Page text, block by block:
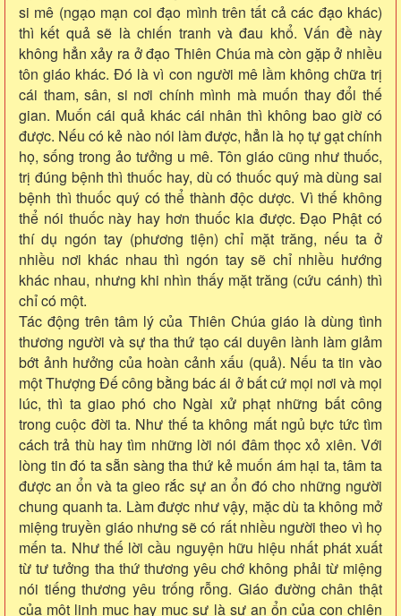
si mê (ngạo mạn coi đạo mình trên tất cả các đạo khác)
thì kết quả sẽ là chiến tranh và đau khổ. Vấn đề này
không hẳn xảy ra ở đạo Thiên Chúa mà còn gặp ở nhiều
tôn giáo khác. Đó là vì con người mê lầm không chữa trị
cái tham, sân, si nơi chính mình mà muốn thay đổi thế
gian. Muốn cái quả khác cái nhân thì không bao giờ có
được. Nếu có kẻ nào nói làm được, hẳn là họ tự gạt chính
họ, sống trong ảo tưởng u mê. Tôn giáo cũng như thuốc,
trị đúng bệnh thì thuốc hay, dù có thuốc quý mà dùng sai
bệnh thì thuốc quý có thể thành độc dược. Vì thế không
thể nói thuốc này hay hơn thuốc kia được. Đạo Phật có
thí dụ ngón tay (phương tiện) chỉ mặt trăng, nếu ta ở
nhiều nơi khác nhau thì ngón tay sẽ chỉ nhiều hướng
khác nhau, nhưng khi nhìn thấy mặt trăng (cứu cánh) thì
chỉ có một.
Tác động trên tâm lý của Thiên Chúa giáo là dùng tình
thương người và sự tha thứ tạo cái duyên lành làm giảm
bớt ảnh hưởng của hoàn cảnh xấu (quả). Nếu ta tin vào
một Thượng Đế công bằng bác ái ở bất cứ mọi nơi và mọi
lúc, thì ta giao phó cho Ngài xử phạt những bất công
trong cuộc đời ta. Như thế ta không mất ngủ bực tức tìm
cách trả thù hay tìm những lời nói đâm thọc xỏ xiên. Với
lòng tin đó ta sẵn sàng tha thứ kẻ muốn ám hại ta, tâm ta
được an ổn và ta gieo rắc sự an ổn đó cho những người
chung quanh ta. Làm được như vậy, mặc dù ta không mở
miệng truyền giáo nhưng sẽ có rất nhiều người theo vì họ
mến ta. Như thế lời cầu nguyện hữu hiệu nhất phát xuất
từ tư tưởng tha thứ thương yêu chớ không phải từ miệng
nói tiếng thương yêu trống rỗng. Giáo đường chân thật
của một linh mục hay mục sư là sự an ổn của con chiên